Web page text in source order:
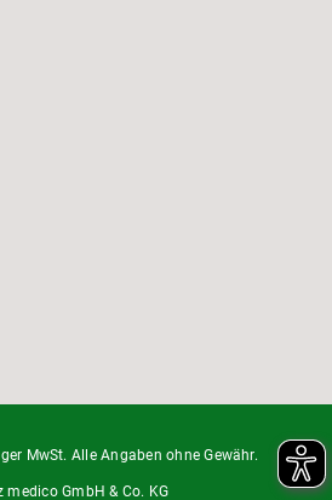
MwSt. Alle Angaben ohne Gewähr.
medico GmbH & Co. KG